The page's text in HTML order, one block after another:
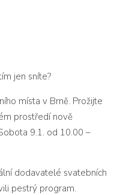
jen sníte?
místa v Brně. Prožijte
prostředí nově
9.1. od 10.00 –
dodavatelé svatebních
pestrý program.